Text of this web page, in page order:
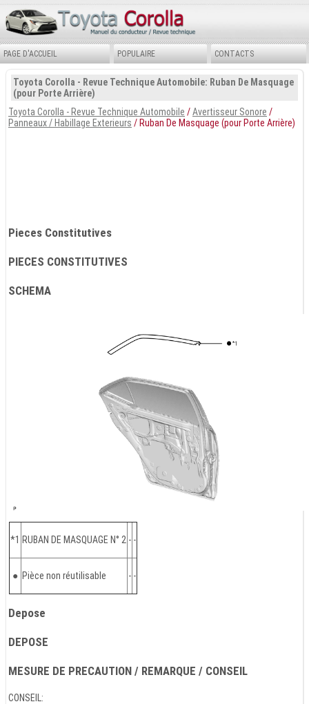
PAGE D'ACCUEIL POPULAIRE CONTACTS
Toyota Corolla - Revue Technique Automobile: Ruban De Masquage
(pour Porte Arrière)
Toyota Corolla - Revue Technique Automobile /Avertisseur Sonore /
Panneaux / Habillage Exterieurs / Ruban De Masquage (pour Porte Arrière)
Pieces Constitutives
PIECES CONSTITUTIVES
SCHEMA
*1 RUBAN DE MASQUAGE N° 2 - -
● Pièce non réutilisable - -
Depose
DEPOSE
MESURE DE PRECAUTION / REMARQUE / CONSEIL
CONSEIL: